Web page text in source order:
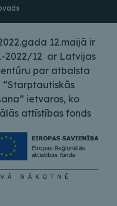
12.maijā ir
2022/12 ar Latvijas
par atbalsta
ietvaros, ko
attīstības fonds